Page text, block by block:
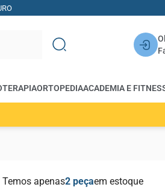
ORTOPEDIAACADEMIA E
Temos apenas2 em estoque